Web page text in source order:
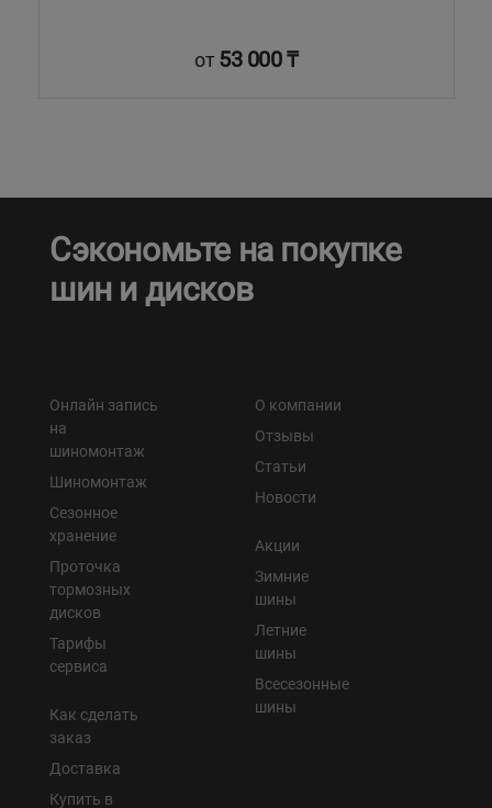
от53 000 ₸
Сэкономьте на покупке
шин и дисков
Онлайн запись
на
шиномонтаж
Шиномонтаж
Сезонное
хранение
Проточка
тормозных
дисков
Тарифы
сервиса
Как сделать
заказ
Доставка
Купить в
О компании
Отзывы
Статьи
Новости
Акции
Зимние
шины
Летние
шины
Всесезонные
шины